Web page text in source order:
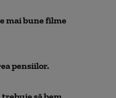
mai bune filme
pensiilor.